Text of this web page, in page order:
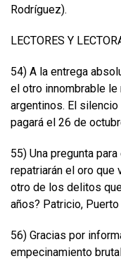
Rodríguez).
LECTORES Y
54) A la entrega
el otro innombrable
argentinos. El
pagará el 26 de
55) Una pregunta
repatriarán el oro que
otro de los delitos
años? Patricio, Puerto
56) Gracias por
empecinamiento